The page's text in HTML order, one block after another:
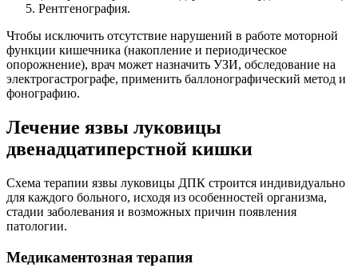
Рентгенография.
Чтобы исключить отсутствие нарушений в работе моторной
функции кишечника (накопление и периодическое
опорожнение), врач может назначить УЗИ, обследование на
электрогастрографе, применить баллонографический метод и
фонографию.
Лечение язвы луковицы
двенадцатиперстной кишки
Схема терапии язвы луковицы ДПК строится индивидуально
для каждого больного, исходя из особенностей организма,
стадии заболевания и возможных причин появления
патологии.
Медикаментозная терапия